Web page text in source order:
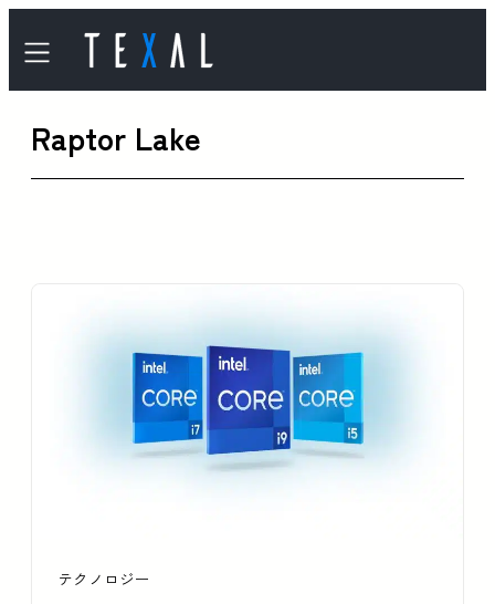
容
を
Raptor Lake
テクノロジー